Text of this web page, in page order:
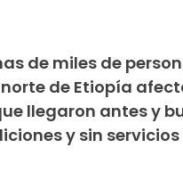
de miles de
de Etiopía
llegaron antes y
y sin